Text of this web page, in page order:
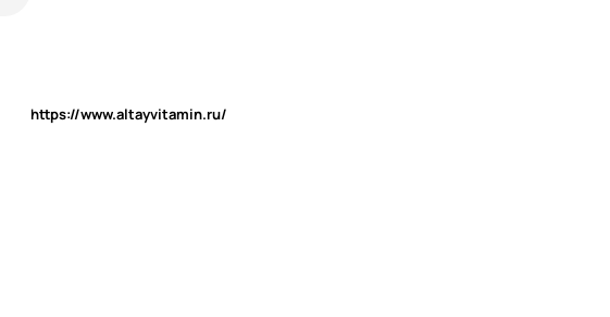
https://www.altayvitamin.ru/